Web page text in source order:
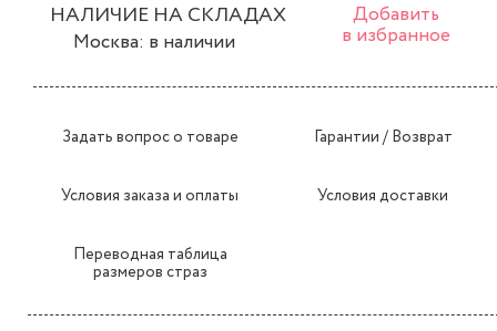
НАЛИЧИЕ НА СКЛАДАХ
Москва: в наличии
Добавить
в избранное
Задать вопрос о товаре Гарантии / Возврат
Условия заказа и оплаты Условия доставки
Переводная таблица
размеров страз